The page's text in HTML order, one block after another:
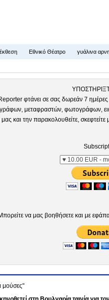
Εθνικό Θέατρο γυάλινα
φτάνει σε σας δωρεάν 7
μεταφραστών, φωτογράφων,
και την παρακολουθείτε,
να μας βοηθήσετε και με
μούσες"